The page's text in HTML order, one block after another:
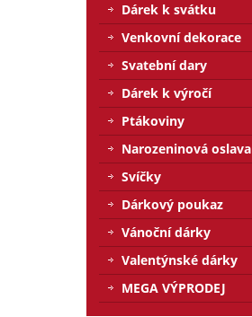
Dárek k svátku
Venkovní dekorace
Svatební dary
Dárek k výročí
Ptákoviny
Narozeninová oslava
Svíčky
Dárkový poukaz
Vánoční dárky
Valentýnské dárky
MEGA VÝPRODEJ